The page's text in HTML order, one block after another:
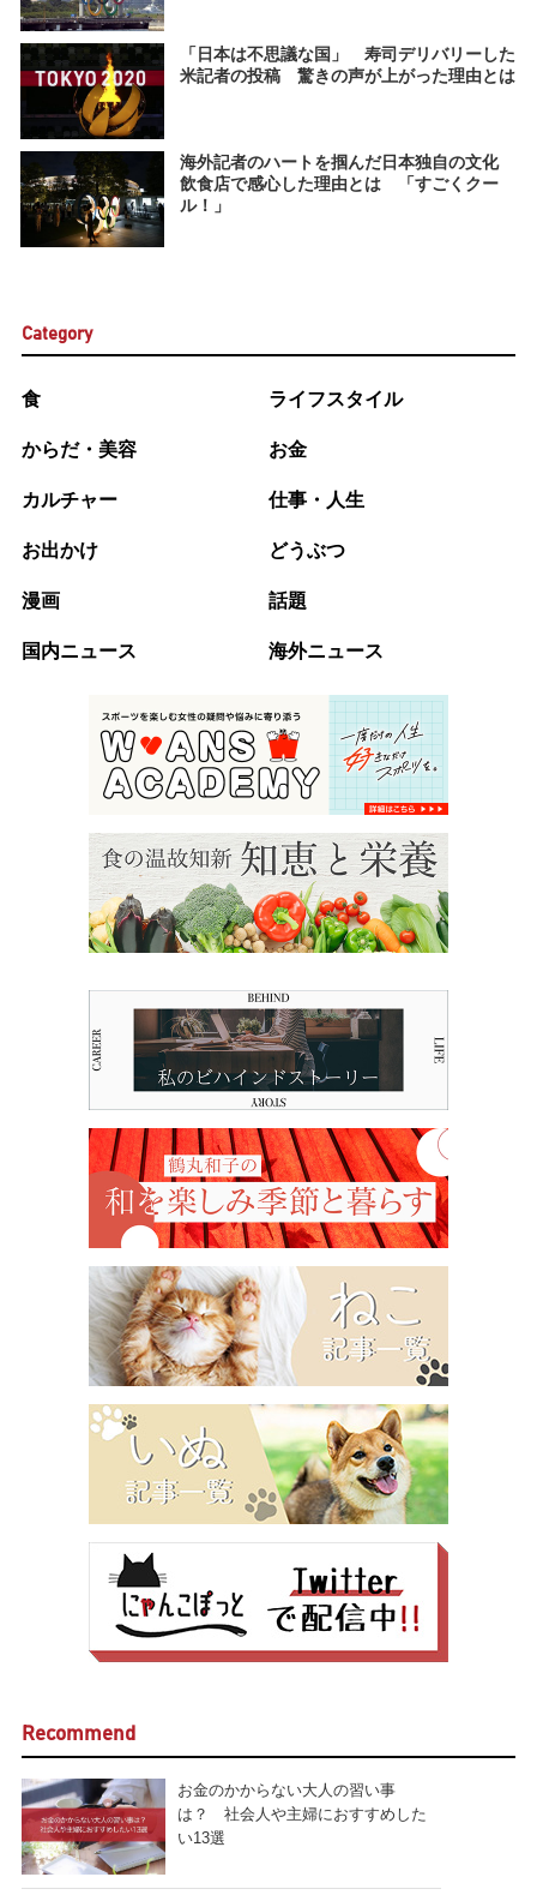
「日本は不思議な国」 寿司デリバリーした
米記者の投稿 驚きの声が上がった理由とは
海外記者のハートを掴んだ日本独自の文化
飲食店で感心した理由とは 「すごくクー
ル！」
Category
食 ライフスタイル
からだ・美容 お金
カルチャー 仕事・人生
お出かけ どうぶつ
漫画 話題
国内ニュース 海外ニュース
Recommend
お金のかからない大人の習い事
は？ 社会人や主婦におすすめした
い13選